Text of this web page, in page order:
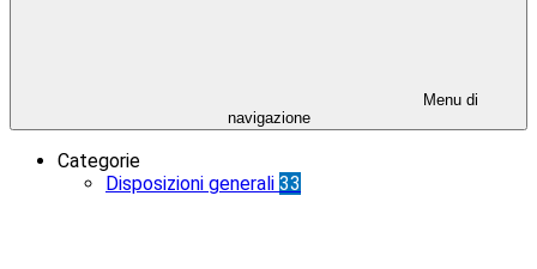
Menu di
navigazione
Categorie
Disposizioni generali 33